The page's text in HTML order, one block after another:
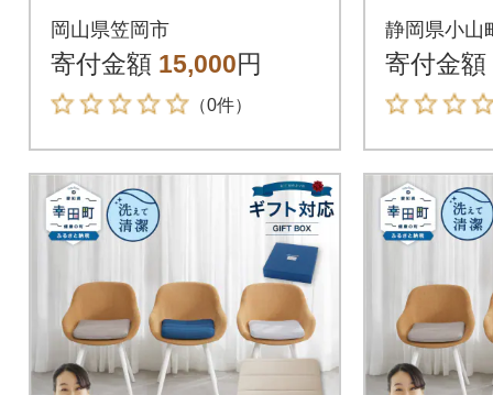
産 綿100% お祝い 贈
答 プレゼント 鉄紺色
岡山県笠岡市
寄付金額 15,000円
（0件）
静岡県小山
寄付金額